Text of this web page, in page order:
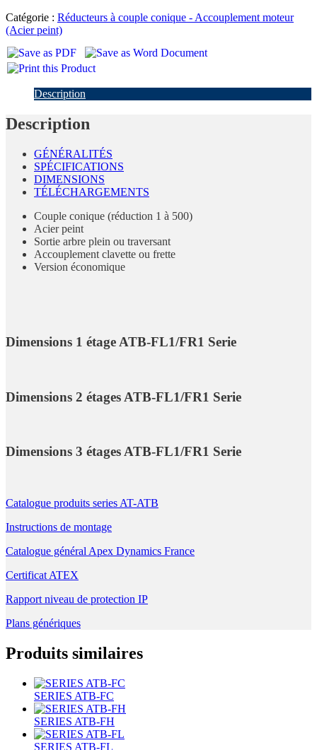
Catégorie : Réducteurs à couple conique - Accouplement moteur
(Acier peint)
Description
Description
GÉNÉRALITÉS
SPÉCIFICATIONS
DIMENSIONS
TÉLÉCHARGEMENTS
Couple conique (réduction 1 à 500)
Acier peint
Sortie arbre plein ou traversant
Accouplement clavette ou frette
Version économique
Dimensions 1 étage ATB-FL1/FR1 Serie
Dimensions 2 étages ATB-FL1/FR1 Serie
Dimensions 3 étages ATB-FL1/FR1 Serie
Catalogue produits series AT-ATB
Instructions de montage
Catalogue général Apex Dynamics France
Certificat ATEX
Rapport niveau de protection IP
Plans génériques
Produits similaires
SERIES ATB-FC
SERIES ATB-FH
SERIES ATB-FL